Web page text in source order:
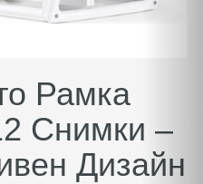
Рамка
Снимки –
Дизайн